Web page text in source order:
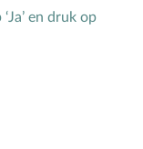
en druk op